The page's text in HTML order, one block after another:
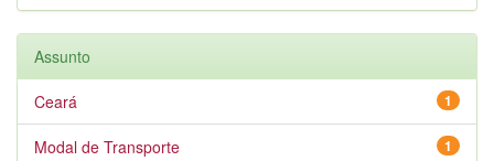
Assunto
1
Ceará
1
Modal de Transporte